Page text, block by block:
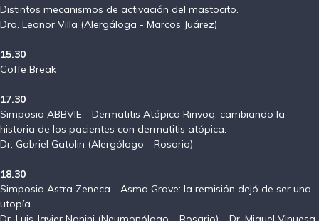
Distintos mecanismos de activación del mastocito.
Dra. Leonor Villa (Alergáloga - Marcos Juárez)
15.30
Coffe Break
17.30
Simposio ABBVIE - Dermatitis Atópica Rinvoq: cambiando la
historia de los pacientes con dermatitis atópica.
Dr. Gabriel Gatolin (Alergólogo - Rosario)
18.30
Simposio Astra Zeneca - Asma Grave: la remisión dejó de ser una
utopía.